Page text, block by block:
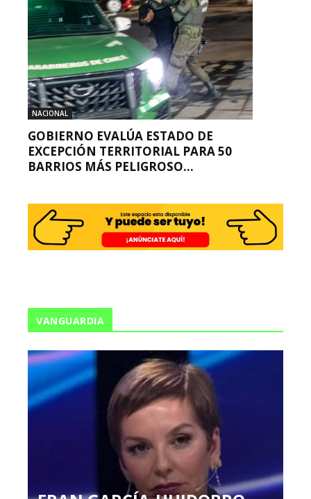
NACIONAL
GOBIERNO EVALÚA ESTADO DE
EXCEPCIÓN TERRITORIAL PARA 50
BARRIOS MÁS PELIGROSO...
VANGUARDIA